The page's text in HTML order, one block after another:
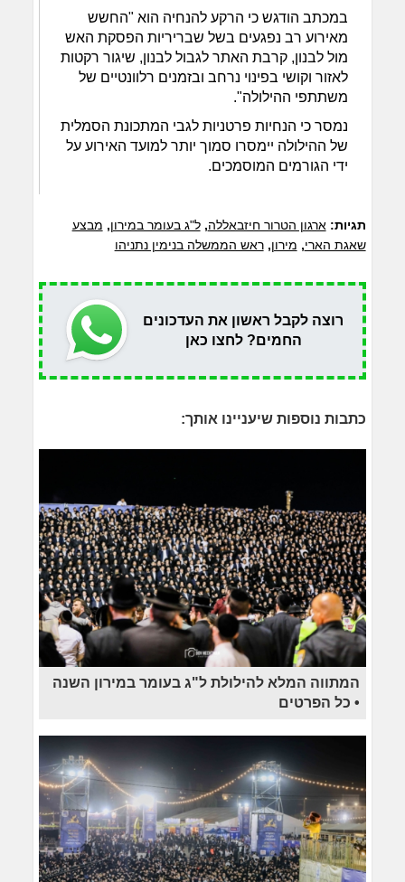
במכתב הודגש כי הרקע להנחיה הוא "החשש
מאירוע רב נפגעים בשל שבריריות הפסקת האש
מול לבנון, קרבת האתר לגבול לבנון, שיגור רקטות
לאזור וקושי בפינוי נרחב ובזמנים רלוונטיים של
משתתפי ההילולה".
נמסר כי הנחיות פרטניות לגבי המתכונת הסמלית
של ההילולה יימסרו סמוך יותר למועד האירוע על
ידי הגורמים המוסמכים.
תגיות:ארגון הטרור חיזבאללה,ל"ג בעומר במירון, מבצע
שאגת הארי, מירון,ראש הממשלה בנימין נתניהו
רוצה לקבל ראשון את העדכונים
החמים? לחצו כאן
כתבות נוספות שיעניינו אותך:
המתווה המלא להילולת ל"ג בעומר במירון השנה
• כל הפרטים